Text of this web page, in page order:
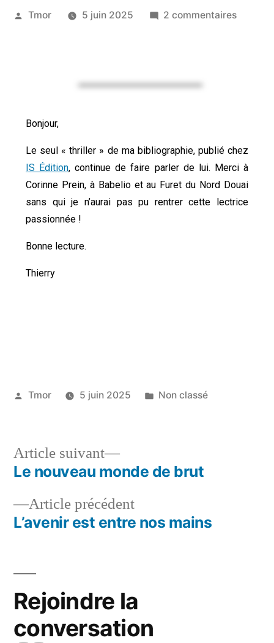
Tmor 5 juin 2025 2 commentaires
Bonjour,
Le seul « thriller » de ma bibliographie, publié chez
IS Édition, continue de faire parler de lui. Merci à
Corinne Prein, à Babelio et au Furet du Nord Douai
sans qui je n’aurai pas pu rentrer cette lectrice
passionnée !
Bonne lecture.
Thierry
Tmor 5 juin 2025 Non classé
Article précédent
L’avenir est entre nos mains
Article suivant
Le nouveau monde de brut
Rejoindre la
conversation